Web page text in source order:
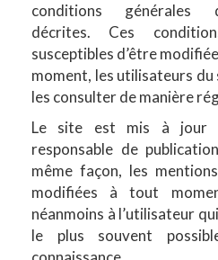
conditions générales
décrites. Ces
susceptibles d’être
moment, les utilisateurs
les consulter de manière
Le site est mis à jour
responsable de
même façon, les
modifiées à tout
néanmoins à l’utilisateur
le plus souvent